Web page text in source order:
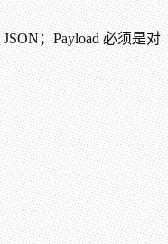
；Payload 必须是对